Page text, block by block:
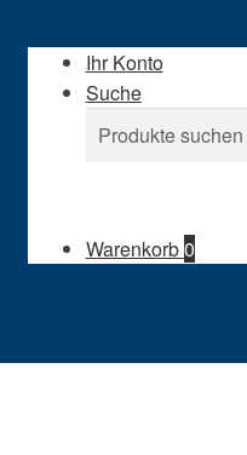
Ihr Konto
Suche
Suchen
nach:
Suchen
Warenkorb0